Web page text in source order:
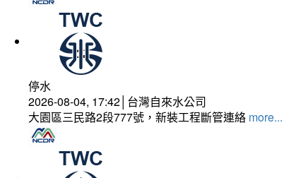
停水
2026-08-04, 17:42│台灣自來水公司
大園區三民路2段777號，新裝工程斷管連絡 more...